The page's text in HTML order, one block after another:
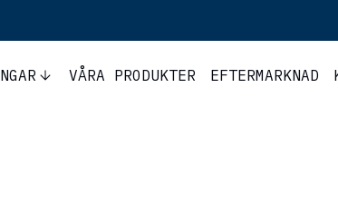
VÅRA PRODUKTER EFTERMARKNAD